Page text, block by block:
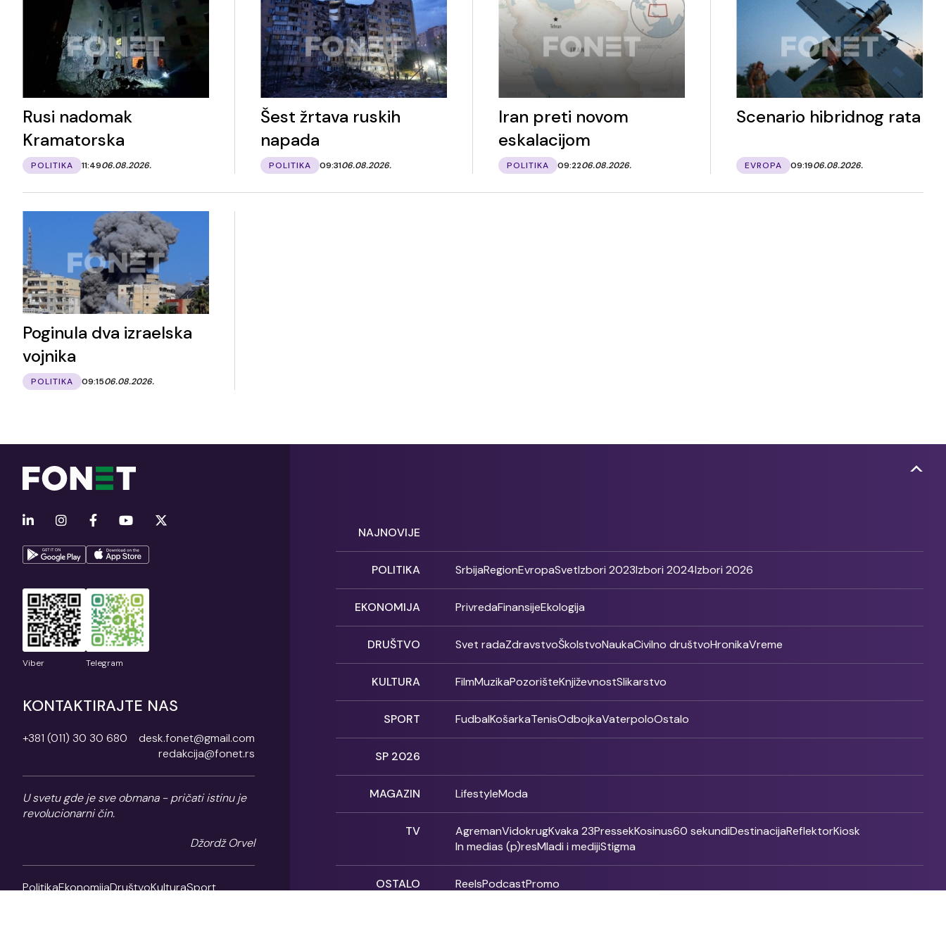
Rusi nadomak
Kramatorska
POLITIKA 11:4906.08.2026.
Šest žrtava ruskih
napada
POLITIKA 09:3106.08.2026.
Iran preti novom
eskalacijom
POLITIKA 09:2206.08.2026.
Scenario hibridnog rata
EVROPA 09:1906.08.2026.
Poginula dva izraelska
vojnika
POLITIKA 09:1506.08.2026.
Viber Telegram
KONTAKTIRAJTE NAS
+381 (011) 30 30 680
desk.fonet@gmail.com
redakcija@fonet.rs
U svetu gde je sve obmana - pričati istinu je
revolucionarni čin.
Džordž Orvel
PolitikaEkonomijaDruštvoKulturaSport
NAJNOVIJE
POLITIKA SrbijaRegionEvropaSvetIzbori 2023Izbori 2024Izbori 2026
EKONOMIJA PrivredaFinansijeEkologija
DRUŠTVO Svet radaZdravstvoŠkolstvoNaukaCivilno društvoHronikaVreme
KULTURA FilmMuzikaPozorišteKnjiževnostSlikarstvo
SPORT FudbalKošarkaTenisOdbojkaVaterpoloOstalo
SP 2026
MAGAZIN LifestyleModa
TV AgremanVidokrugKvaka 23PressekKosinus60 sekundiDestinacijaReflektorKiosk
In medias (p)resMladi i medijiStigma
OSTALO ReelsPodcastPromo